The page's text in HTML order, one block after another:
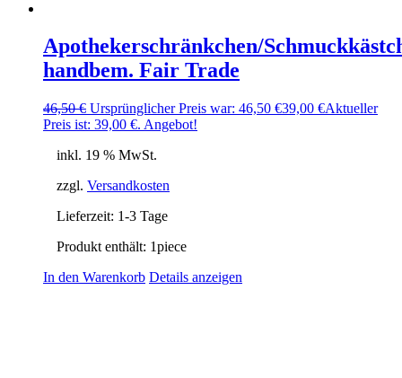
Apothekerschränkchen/
handbem. Fair Trade
46,50€ Ursprünglicher Preis war: 46,50 €39,00 €Aktueller
Preis ist: 39,00 €. Angebot!
inkl. 19 % MwSt.
zzgl. Versandkosten
Lieferzeit: 1-3 Tage
Produkt enthält: 1piece
In den Warenkorb Details anzeigen